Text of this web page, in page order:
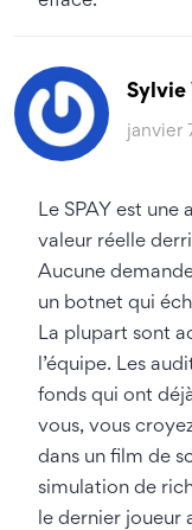
Sylvie
janvier
Le SPAY est une
valeur réelle
Aucune
un botnet qui
La plupart sont
l’équipe. Les
fonds qui ont
vous, vous
dans un film de
simulation de
le dernier joueur